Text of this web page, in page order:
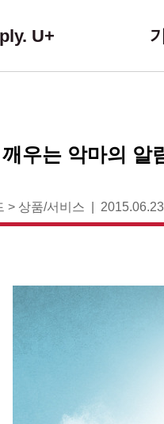
U+
우는 악마의 알
> 상품/서비스 2015.06.23